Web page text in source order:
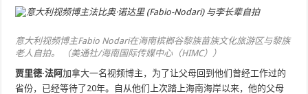
意大利视频博主Fabio Nodari在海南槟榔谷黎族苗族文化旅游区与黎族
老人自拍。 （美通社/海南国际传媒中心（HIMC））
贾里德·法阿加拿大一名视频博主，为了让父母回到他们曾经工作过的
省份，已经等待了20年。自从他们上次踏上海南海岸以来，他的父母